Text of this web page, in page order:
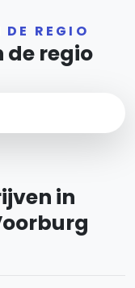
REGIO
de regio
in